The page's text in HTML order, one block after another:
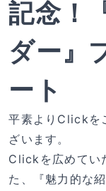
記念！
ダー』
ート
平素よりClickを
ざいます。
Clickを広めてい
た、『魅力的な